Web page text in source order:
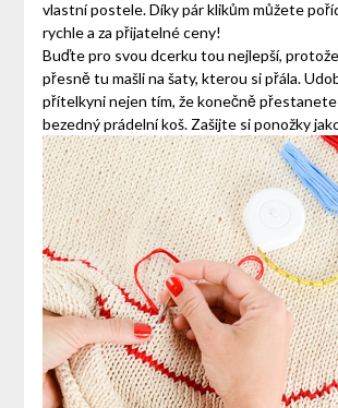
vlastní postele. Díky pár klikům můžete
rychle a za přijatelné ceny!
Buďte pro svou dcerku tou nejlepší,
přesně tu mašli na šaty, kterou si přála.
přítelkyni nejen tím, že konečně
bezedný prádelní koš. Zašijte si ponožky